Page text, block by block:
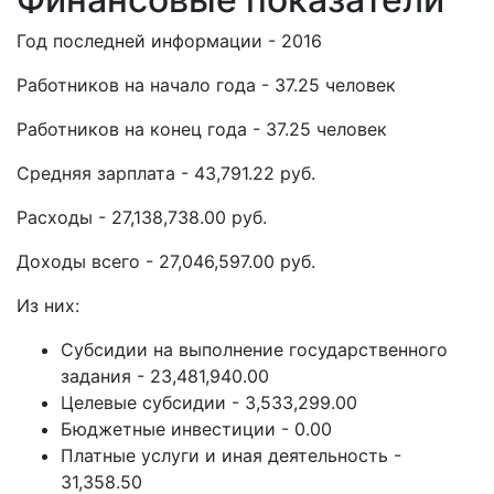
Год последней информации - 2016
Работников на начало года - 37.25 человек
Работников на конец года - 37.25 человек
Средняя зарплата - 43,791.22 руб.
Расходы - 27,138,738.00 руб.
Доходы всего - 27,046,597.00 руб.
Из них:
Субсидии на выполнение государственного
задания - 23,481,940.00
Целевые субсидии - 3,533,299.00
Бюджетные инвестиции - 0.00
Платные услуги и иная деятельность -
31,358.50